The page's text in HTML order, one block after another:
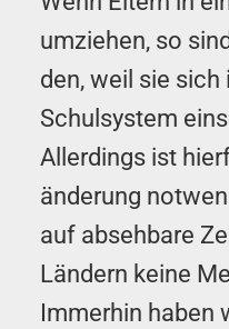
umziehen, so
den, weil sie
Schulsystem
Allerdings ist
änderung
auf absehbare
Ländern keine
Immerhin haben